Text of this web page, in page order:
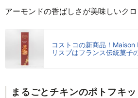
アーモンドの香ばしさが美味しいクロ
コストコの新商品！
リスプはフランス伝統菓子
まるごとチキンのポトフキ